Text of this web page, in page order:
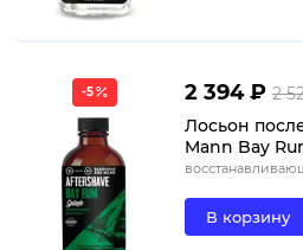
-5 2 394 ₽ 2
Лосьон
Mann Bay
В корзину